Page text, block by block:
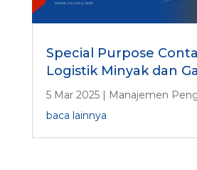
Special Purpose
Logistik Minyak dan
5 Mar 2025| Manajemen
baca lainnya